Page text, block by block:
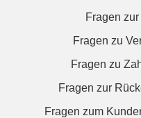
Fragen
Fragen zu
Fragen zu
Fragen zur
Fragen zum